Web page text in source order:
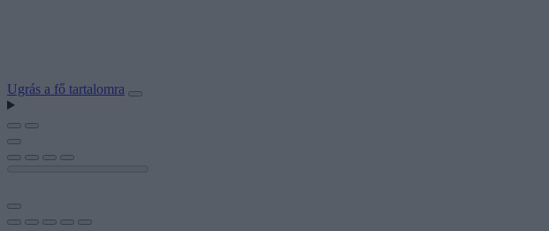
Ugrás a fő tartalomra